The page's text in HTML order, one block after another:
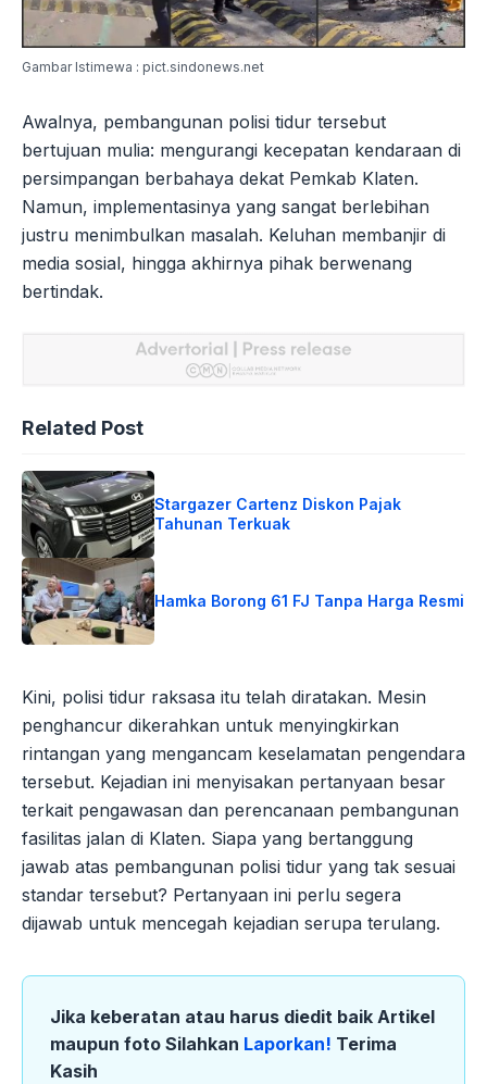
Gambar Istimewa : pict.sindonews.net
Awalnya, pembangunan polisi tidur tersebut
bertujuan mulia: mengurangi kecepatan kendaraan di
persimpangan berbahaya dekat Pemkab Klaten.
Namun, implementasinya yang sangat berlebihan
justru menimbulkan masalah. Keluhan membanjir di
media sosial, hingga akhirnya pihak berwenang
bertindak.
Related Post
Stargazer Cartenz Diskon Pajak
Tahunan Terkuak
Hamka Borong 61 FJ Tanpa Harga Resmi
Kini, polisi tidur raksasa itu telah diratakan. Mesin
penghancur dikerahkan untuk menyingkirkan
rintangan yang mengancam keselamatan pengendara
tersebut. Kejadian ini menyisakan pertanyaan besar
terkait pengawasan dan perencanaan pembangunan
fasilitas jalan di Klaten. Siapa yang bertanggung
jawab atas pembangunan polisi tidur yang tak sesuai
standar tersebut? Pertanyaan ini perlu segera
dijawab untuk mencegah kejadian serupa terulang.
Jika keberatan atau harus diedit baik Artikel
maupun foto Silahkan Laporkan! Terima
Kasih